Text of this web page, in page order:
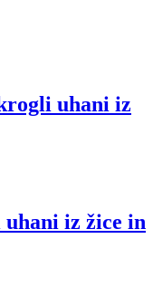
uhani iz
iz žice in